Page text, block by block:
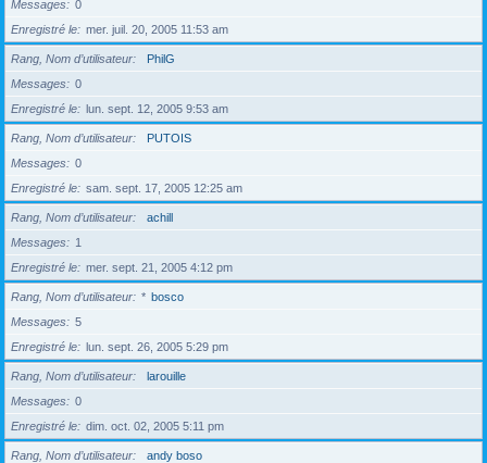
Messages
0
Enregistré le
mer. juil. 20, 2005 11:53 am
Rang, Nom d’utilisateur
PhilG
Messages
0
Enregistré le
lun. sept. 12, 2005 9:53 am
Rang, Nom d’utilisateur
PUTOIS
Messages
0
Enregistré le
sam. sept. 17, 2005 12:25 am
Rang, Nom d’utilisateur
achill
Messages
1
Enregistré le
mer. sept. 21, 2005 4:12 pm
Rang, Nom d’utilisateur * bosco
Messages
5
Enregistré le
lun. sept. 26, 2005 5:29 pm
Rang, Nom d’utilisateur
larouille
Messages
0
Enregistré le
dim. oct. 02, 2005 5:11 pm
Rang, Nom d’utilisateur
andy boso